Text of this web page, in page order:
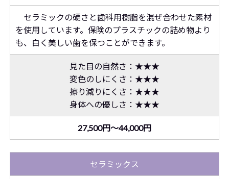
セラミックの硬さと歯科用樹脂を混ぜ合わせた素材
を使用しています。保険のプラスチックの詰め物より
も、白く美しい歯を保つことができます。
見た目の自然さ：★★★
変色のしにくさ：★★★
擦り減りにくさ：★★★
身体への優しさ：★★★
27,500円～44,000円
セラミックス